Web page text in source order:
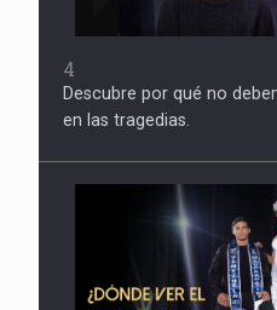
4
Descubre por qué no
en las tragedias.